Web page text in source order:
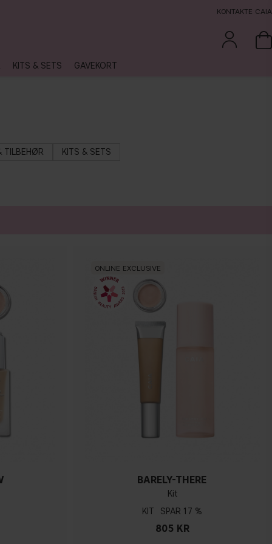
KONTAKTE CAIA
KITS & SETS GAVEKORT
TILBEHØR KITS & SETS
ONLINE EXCLUSIVE
BARELY-THERE
Kit
KIT
17 %
805 KR